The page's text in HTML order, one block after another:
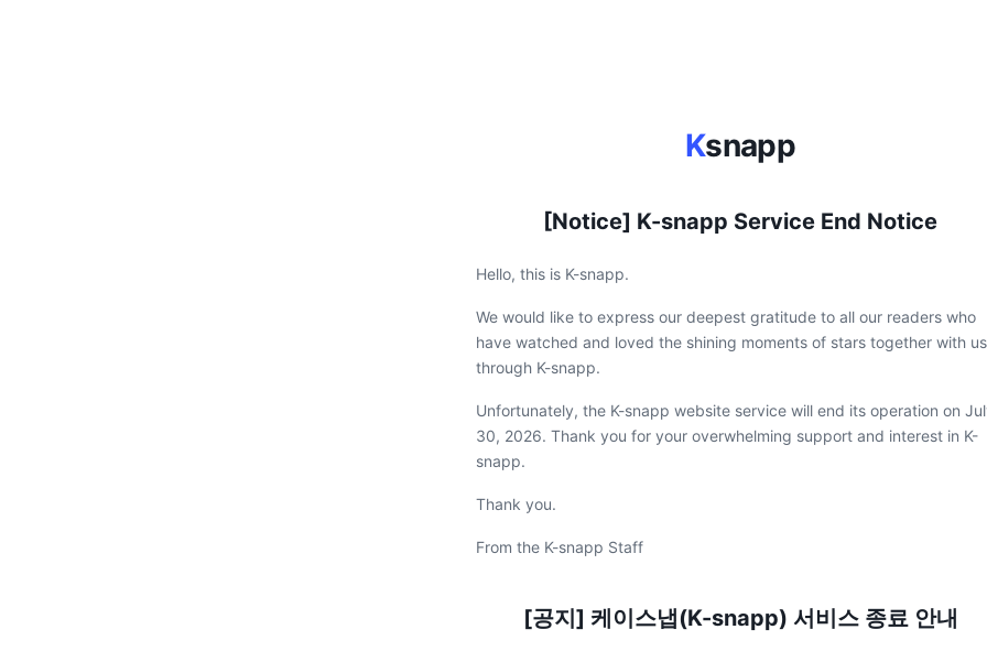
Ksnapp
[Notice] K-snapp Service End Notice
Hello, this is K-snapp.
We would like to express our deepest gratitude to all our readers who
have watched and loved the shining moments of stars together with us
through K-snapp.
Unfortunately, the K-snapp website service will end its operation on
30, 2026. Thank you for your overwhelming support and interest in K-
snapp.
Thank you.
From the K-snapp Staff
[공지] 케이스냅(K-snapp) 서비스 종료 안내